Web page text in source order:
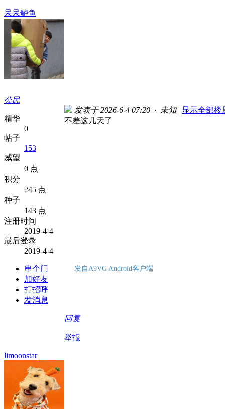
呆呆鲈鱼
公民
精华
0
帖子
153
威望
0 点
积分
245 点
种子
143 点
注册时间
2019-4-4
最后登录
2019-4-4
串个门
加好友
打招呼
发消息
发表于 2026-6-4 07:20 · 未知 | 显示全部楼
不差这几天了
发自A9VG Android客户端
回复
举报
limoonstar